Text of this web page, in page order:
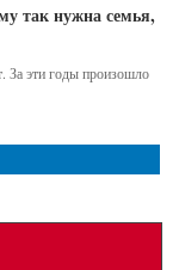
так нужна семья,
За эти годы произошло